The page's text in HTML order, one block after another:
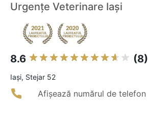
Urgenţe Veterinare Iaşi
8.6 (8)
Iaşi, Stejar 52
Afișează numărul de telefon